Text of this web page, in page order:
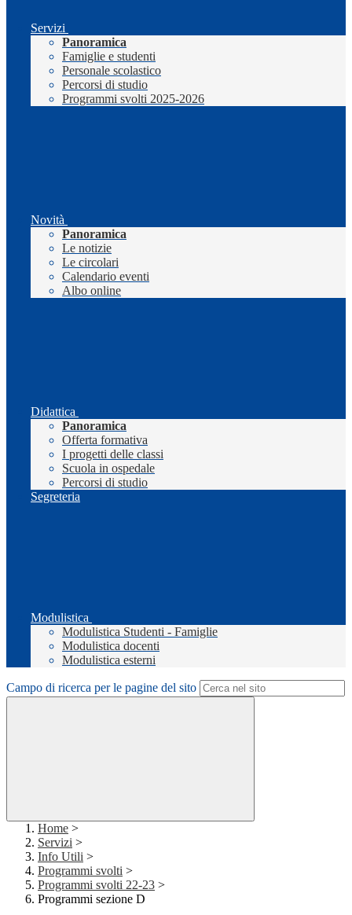
Servizi
Panoramica
Famiglie e studenti
Personale scolastico
Percorsi di studio
Programmi svolti 2025-2026
Novità
Panoramica
Le notizie
Le circolari
Calendario eventi
Albo online
Didattica
Panoramica
Offerta formativa
I progetti delle classi
Scuola in ospedale
Percorsi di studio
Segreteria
Modulistica
Modulistica Studenti - Famiglie
Modulistica docenti
Modulistica esterni
Campo di ricerca per le pagine del sito
Home >
Servizi >
Info Utili >
Programmi svolti >
Programmi svolti 22-23 >
Programmi sezione D